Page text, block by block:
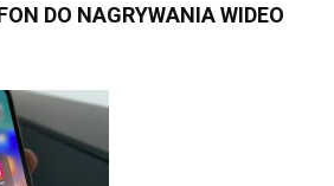
DO NAGRYWANIA WIDEO